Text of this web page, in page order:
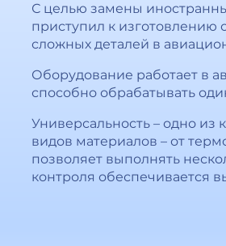
С целью замены
приступил к изготовлению
сложных деталей в
Оборудование работает в
способно обрабатывать
Универсальность – одно
видов материалов – от
позволяет выполнять
контроля обеспечивается